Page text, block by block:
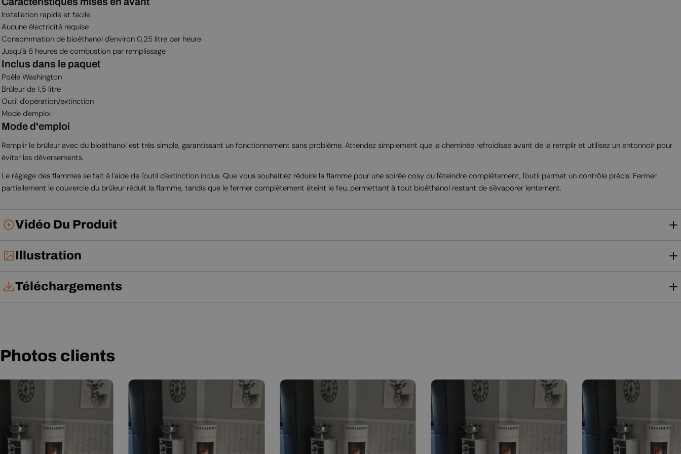
Installation rapide et facile
Aucune électricité requise
Consommation de bioéthanol d'environ 0,25 litre par heure
Jusqu'à 6 heures de combustion par remplissage
Inclus dans le paquet
Poêle Washington
Brûleur de 1,5 litre
Outil d'opération/extinction
Mode d'emploi
Mode d'emploi
Remplir le brûleur avec du bioéthanol est très simple, garantissant un fonctionnement sans problème. Attendez simplement que la cheminée refroidisse avant de la remplir et utilisez un entonnoir pour
éviter les déversements.
Le réglage des flammes se fait à l'aide de l'outil d'extinction inclus. Que vous souhaitiez réduire la flamme pour une soirée cosy ou l'éteindre complètement, l'outil permet un contrôle précis. Fermer
partiellement le couvercle du brûleur réduit la flamme, tandis que le fermer complètement éteint le feu, permettant à tout bioéthanol restant de s'évaporer lentement.
Vidéo Du Produit
Illustration
Téléchargements
Photos clients
SWEDISH
TURKISH
UKRAINIAN